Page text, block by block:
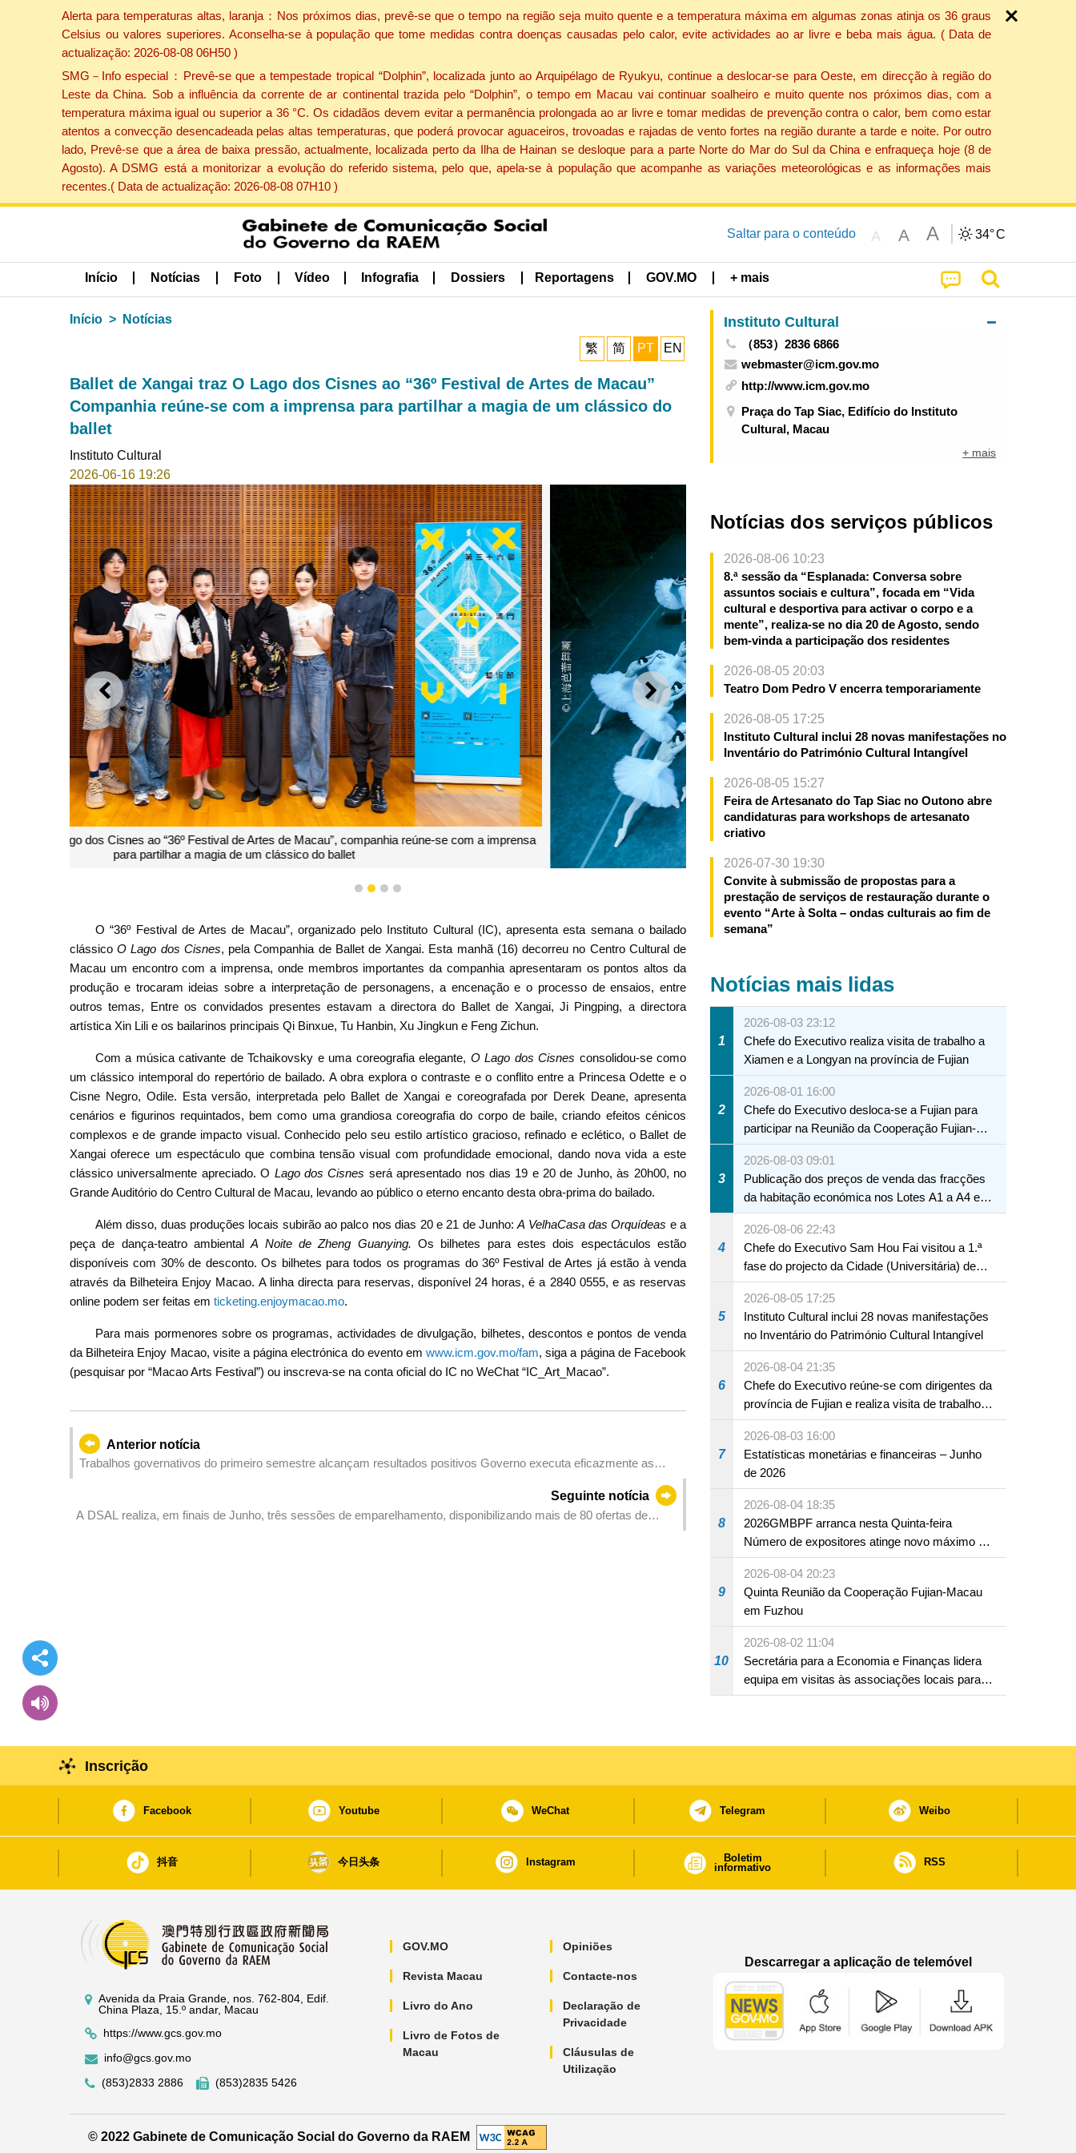
Alerta para temperaturas altas, laranja：Nos próximos dias, prevê-se que o tempo na região seja muito quente e a temperatura máxima em algumas zonas atinja os 36 graus
Celsius ou valores superiores. Aconselha-se à população que tome medidas contra doenças causadas pelo calor, evite actividades ao ar livre e beba mais água. ( Data de
actualização: 2026-08-08 06H50 )
SMG－Info especial：Prevê-se que a tempestade tropical “Dolphin”, localizada junto ao Arquipélago de Ryukyu, continue a deslocar-se para Oeste, em direcção à região do
Leste da China. Sob a influência da corrente de ar continental trazida pelo “Dolphin”, o tempo em Macau vai continuar soalheiro e muito quente nos próximos dias, com a
temperatura máxima igual ou superior a 36 °C. Os cidadãos devem evitar a permanência prolongada ao ar livre e tomar medidas de prevenção contra o calor, bem como estar
atentos a convecção desencadeada pelas altas temperaturas, que poderá provocar aguaceiros, trovoadas e rajadas de vento fortes na região durante a tarde e noite. Por outro
lado, Prevê-se que a área de baixa pressão, actualmente, localizada perto da Ilha de Hainan se desloque para a parte Norte do Mar do Sul da China e enfraqueça hoje (8 de
Agosto). A DSMG está a monitorizar a evolução do referido sistema, pelo que, apela-se à população que acompanhe as variações meteorológicas e as informações mais
recentes.( Data de actualização: 2026-08-08 07H10 )
Saltar para o conteúdo A A A 34°C
Início Notícias Foto Vídeo Infografia Dossiers Reportagens GOV.MO + mais
Início Notícias
繁 简 PT EN
Ballet de Xangai traz O Lago dos Cisnes ao “36º Festival de Artes de Macau”
Companhia reúne-se com a imprensa para partilhar a magia de um clássico do
ballet
Instituto Cultural
2026-06-16 19:26
ANTERIOR SEGUINTE
Lago dos Cisnes
1
2 3 4
O “36º Festival de Artes de Macau”, organizado pelo Instituto Cultural (IC), apresenta esta semana o bailado
clássicoO Lago dos Cisnes, pela Companhia de Ballet de Xangai. Esta manhã (16) decorreu no Centro Cultural de
Macau um encontro com a imprensa, onde membros importantes da companhia apresentaram os pontos altos da
produção e trocaram ideias sobre a interpretação de personagens, a encenação e o processo de ensaios, entre
outros temas, Entre os convidados presentes estavam a directora do Ballet de Xangai, Ji Pingping, a directora
artística Xin Lili e os bailarinos principais Qi Binxue, Tu Hanbin, Xu Jingkun e Feng Zichun.
Com a música cativante de Tchaikovsky e uma coreografia elegante, O Lago dos Cisnes consolidou-se como
um clássico intemporal do repertório de bailado. A obra explora o contraste e o conflito entre a Princesa Odette e o
Cisne Negro, Odile. Esta versão, interpretada pelo Ballet de Xangai e coreografada por Derek Deane, apresenta
cenários e figurinos requintados, bem como uma grandiosa coreografia do corpo de baile, criando efeitos cénicos
complexos e de grande impacto visual. Conhecido pelo seu estilo artístico gracioso, refinado e eclético, o Ballet de
Xangai oferece um espectáculo que combina tensão visual com profundidade emocional, dando nova vida a este
clássico universalmente apreciado. O Lago dos Cisnes será apresentado nos dias 19 e 20 de Junho, às 20h00, no
Grande Auditório do Centro Cultural de Macau, levando ao público o eterno encanto desta obra-prima do bailado.
Além disso, duas produções locais subirão ao palco nos dias 20 e 21 de Junho:A VelhaCasa das Orquídeas e a
peça de dança-teatro ambientalA Noite de Zheng Guanying. Os bilhetes para estes dois espectáculos estão
disponíveis com 30% de desconto. Os bilhetes para todos os programas do 36º Festival de Artes já estão à venda
através da Bilheteira Enjoy Macao. A linha directa para reservas, disponível 24 horas, é a 2840 0555, e as reservas
online podem ser feitas em ticketing.enjoymacao.mo.
Para mais pormenores sobre os programas, actividades de divulgação, bilhetes, descontos e pontos de venda
da Bilheteira Enjoy Macao, visite a página electrónica do evento emwww.icm.gov.mo/fam, siga a página de Facebook
(pesquisar por “Macao Arts Festival”) ou inscreva-se na conta oficial do IC no WeChat “IC_Art_Macao”.
Anterior notícia
Trabalhos governativos do primeiro semestre alcançam resultados positivos Governo executa eficazmente as
Seguinte notícia
A DSAL realiza, em finais de Junho, três sessões de emparelhamento, disponibilizando mais de 80 ofertas de
Instituto Cultural
（853）2836 6866
webmaster@icm.gov.mo
http://www.icm.gov.mo
Praça do Tap Siac, Edifício do Instituto
Cultural, Macau
+ mais
Notícias dos serviços públicos
2026-08-06 10:23
8.ª sessão da “Esplanada: Conversa sobre
assuntos sociais e cultura”, focada em “Vida
cultural e desportiva para activar o corpo e a
mente”, realiza-se no dia 20 de Agosto, sendo
bem-vinda a participação dos residentes
2026-08-05 20:03
Teatro Dom Pedro V encerra temporariamente
2026-08-05 17:25
Instituto Cultural inclui 28 novas manifestações no
Inventário do Património Cultural Intangível
2026-08-05 15:27
Feira de Artesanato do Tap Siac no Outono abre
candidaturas para workshops de artesanato
criativo
2026-07-30 19:30
Convite à submissão de propostas para a
prestação de serviços de restauração durante o
evento “Arte à Solta – ondas culturais ao fim de
semana”
Notícias mais lidas
1
2026-08-03 23:12
Chefe do Executivo realiza visita de trabalho a
Xiamen e a Longyan na província de Fujian
2
2026-08-01 16:00
Chefe do Executivo desloca-se a Fujian para
participar na Reunião da Cooperação Fujian-
Macau
3
2026-08-03 09:01
Publicação dos preços de venda das fracções
da habitação económica nos Lotes A1 a A4 e
A12 da Zona A dos Novos Aterros
4
2026-08-06 22:43
Chefe do Executivo Sam Hou Fai visitou a 1.ª
fase do projecto da Cidade (Universitária) de
Educação Internacional de Macau e Hengqin
5
2026-08-05 17:25
Instituto Cultural inclui 28 novas manifestações
no Inventário do Património Cultural Intangível
6
2026-08-04 21:35
Chefe do Executivo reúne-se com dirigentes da
província de Fujian e realiza visita de trabalho
em Fuzhou
7
2026-08-03 16:00
Estatísticas monetárias e financeiras – Junho
de 2026
8
2026-08-04 18:35
2026GMBPF arranca nesta Quinta-feira
Número de expositores atinge novo máximo em
18 anos
9
2026-08-04 20:23
Quinta Reunião da Cooperação Fujian-Macau
em Fuzhou
10
2026-08-02 11:04
Secretária para a Economia e Finanças lidera
equipa em visitas às associações locais para
consolidar consensos e promover os trabalhos
Inscrição
Facebook Youtube WeChat Telegram Weibo
抖音 今日头条 Instagram
Boletim
informativo
RSS
Avenida da Praia Grande, nos. 762-804, Edif.
China Plaza, 15.º andar, Macau
https://www.gcs.gov.mo
info@gcs.gov.mo
(853)2833 2886
(853)2835 5426
GOV.MO
Revista Macau
Livro do Ano
Livro de Fotos de
Macau
Opiniões
Contacte-nos
Declaração de
Privacidade
Cláusulas de
Utilização
Descarregar a aplicação de telemóvel
© 2022 Gabinete de Comunicação Social do Governo da RAEM